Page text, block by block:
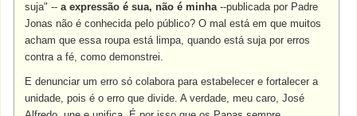
suja" --a expressão é sua, não é minha--publicada por Padre
Jonas não é conhecida pelo público? O mal está em que muitos
acham que essa roupa está limpa, quando está suja por erros
contra a fé, como demonstrei.
E denunciar um erro só colabora para estabelecer e fortalecer a
unidade, pois é o erro que divide. A verdade, meu caro, José